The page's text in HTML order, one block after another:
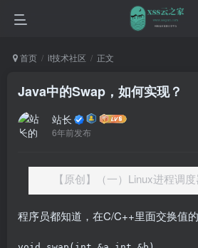
首页 it技术社区 正文
Java中的Swap，如何实现？
站长
6年前发布
【原创】（一）Linux进程调
程序员都知道，在C/C++里面交换值